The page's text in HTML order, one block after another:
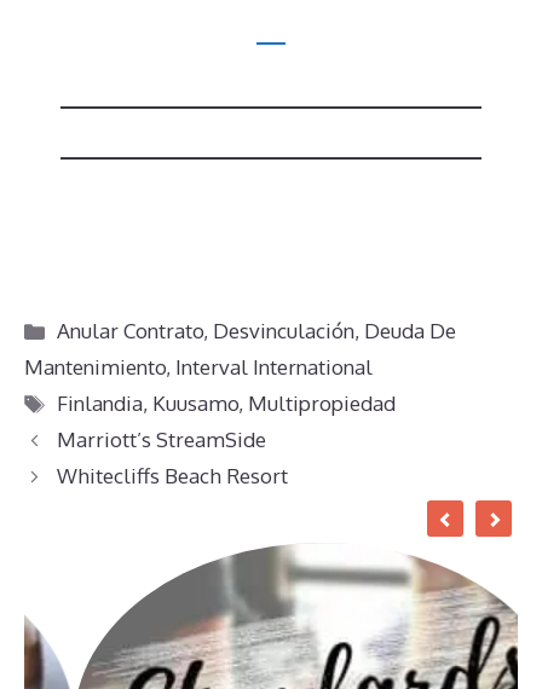
Categorías
Anular Contrato, Desvinculación, Deuda De
Mantenimiento, Interval International
Etiquetas
Finlandia, Kuusamo, Multipropiedad
Marriott’s StreamSide
Whitecliffs Beach Resort